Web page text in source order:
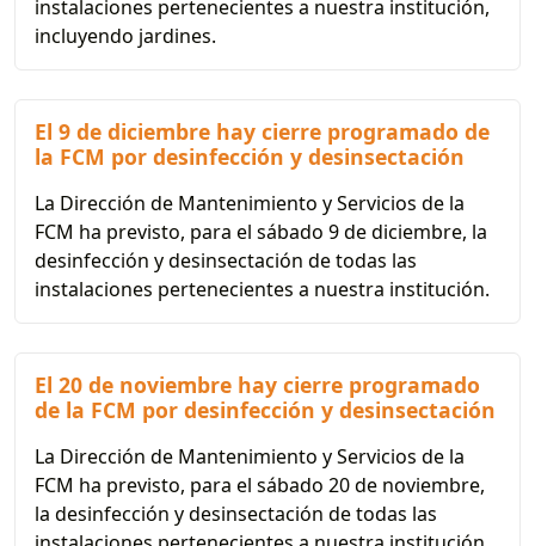
instalaciones pertenecientes a nuestra institución,
incluyendo jardines.
El 9 de diciembre hay cierre programado de
la FCM por desinfección y desinsectación
La Dirección de Mantenimiento y Servicios de la
FCM ha previsto, para el sábado 9 de diciembre, la
desinfección y desinsectación de todas las
instalaciones pertenecientes a nuestra institución.
El 20 de noviembre hay cierre programado
de la FCM por desinfección y desinsectación
La Dirección de Mantenimiento y Servicios de la
FCM ha previsto, para el sábado 20 de noviembre,
la desinfección y desinsectación de todas las